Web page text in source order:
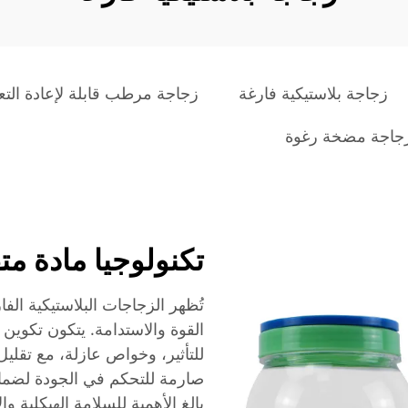
زجاجة بلاستيكية فارغة
زجاجة مرطب قابلة لإعادة
مضخة رغوة
تكنولوجيا مادة
تُظهر الزجاجات البلاستيكية
القوة والاستدامة. يتكون
للتأثير، وخواص عازلة، مع
صارمة للتحكم في الجودة
بالغ الأهمية للسلامة الهيكلية